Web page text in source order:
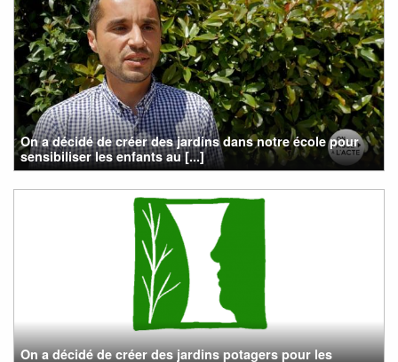
On a décidé de créer des jardins dans notre école pour
sensibiliser les enfants au [...]
On a décidé de créer des jardins potagers pour les